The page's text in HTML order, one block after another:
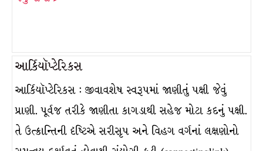
આર્કિયૉપ્ટેરિકસ
આર્કિયૉપ્ટેરિકસ : જીવાવશેષ સ્વરૂપમાં જાણીતું પક્ષી જેવું
પ્રાણી. પૂર્વજ તરીકે જાણીતા કાગડાથી સહેજ મોટા કદનું પક્ષી.
તે ઉત્ક્રાન્તિની દૃષ્ટિએ સરીસૃપ અને વિહગ વર્ગનાં લક્ષણોનો